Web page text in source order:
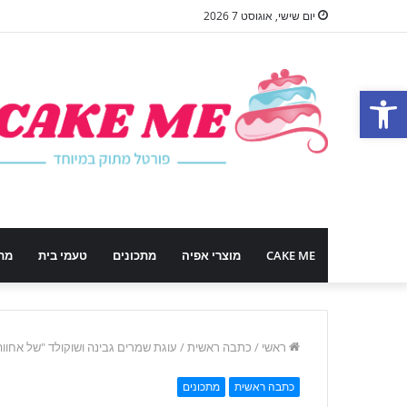
פתח סרגל נגישות
יום שישי, אוגוסט 7 2026
CAKE ME מוצרי אפיה מתכונים טעמי בית
ראשי / כתבה ראשית/ עוגת שמרים גבינה ושוקולד "של
כתבה ראשית מתכונים